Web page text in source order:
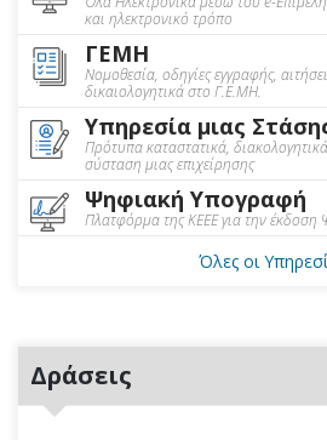
και ηλεκτρονικό τρόπο
ΓΕΜΗ
Νομοθεσία, οδηγίες εγγραφής,
δικαιολογητικά στο Γ.Ε.ΜΗ.
Υπηρεσία μιας
Πρότυπα καταστατικά,
σύσταση μιας επιχείρησης
Ψηφιακή Υπογραφή
Πλατφόρμα της ΚΕΕΕ για την
Όλες οι
Δράσεις